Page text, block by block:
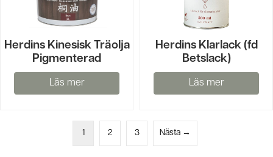
Herdins Kinesisk Träolja
Pigmenterad
Läs mer
Herdins Klarlack (fd
Betslack)
Läs mer
1 2 3 Nästa →